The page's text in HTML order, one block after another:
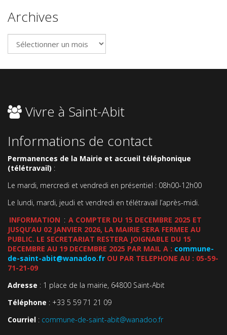
Archives
Vivre à Saint-Abit
Informations de contact
Permanences de la Mairie et accueil téléphonique
(télétravail) :
Le mardi, mercredi et vendredi en présentiel : 08h00-12h00
Le lundi, mardi, jeudi et vendredi en télétravail l’après-midi.
INFORMATION : A COMPTER DU 15 DECEMBRE 2025 ET
JUSQU’AU 02 JANVIER 2026, LA MAIRIE SERA FERMEE AU
PUBLIC. LE SECRETARIAT RESTERA JOIGNABLE DU 15
DECEMBRE AU 19 DECEMBRE 2025 PAR MAIL A : commune-
de-saint-abit@wanadoo.fr OU PAR TELEPHONE AU : 05-59-
71-21-09
Adresse : 1 place de la mairie, 64800 Saint-Abit
Téléphone : +33 5 59 71 21 09
Courriel : commune-de-saint-abit@wanadoo.fr